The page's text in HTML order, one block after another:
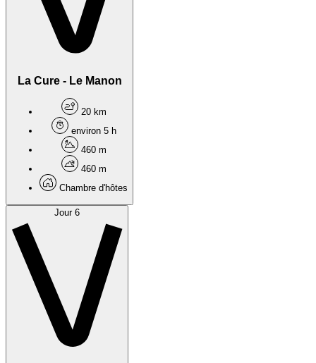
La Cure - Le Manon
20 km
environ 5 h
460 m
460 m
Chambre d'hôtes
Jour 6